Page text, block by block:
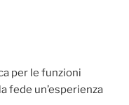
per le funzioni
fede un’esperienza